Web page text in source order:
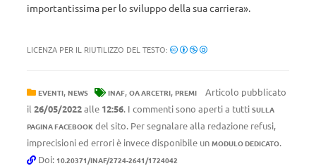
importantissima per lo sviluppo della sua carriera».
LICENZA PER IL RIUTILIZZO DEL TESTO:
EVENTI, NEWS INAF, OA ARCETRI, PREMI
Articolo pubblicato
il 26/05/2022alle 12:56. I commenti sono aperti a tutti SULLA
PAGINA FACEBOOK del sito. Per segnalare alla redazione refusi,
imprecisioni ed errori è invece disponibile un MODULO DEDICATO.
Doi: 10.20371/INAF/2724-2641/1724042